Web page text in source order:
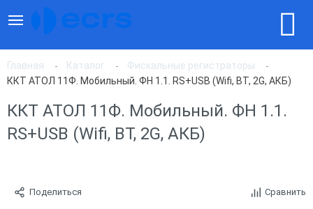
Главная Каталог
Фискальные регистраторы
ККТ АТОЛ 11Ф. Мобильный. ФН 1.1. RS+USB (Wifi, BT, 2G, АКБ)
ККТ АТОЛ 11Ф. Мобильный. ФН 1.1.
RS+USB (Wifi, BT, 2G, АКБ)
Поделиться Сравнить